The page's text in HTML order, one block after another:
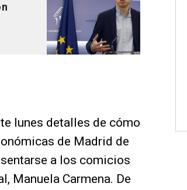
lunes detalles de cómo
de Madrid de
a los comicios
Manuela Carmena. De